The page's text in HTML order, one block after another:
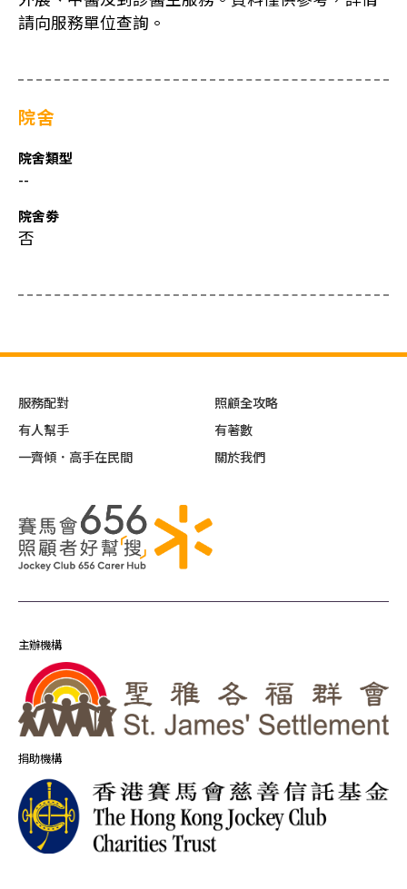
請向服務單位查詢。
院舍
院舍類型
--
院舍劵
否
主辦機構
捐助機構
服務配對
有人幫手
一齊傾．高手在民間
照顧全攻略
有著數
關於我們